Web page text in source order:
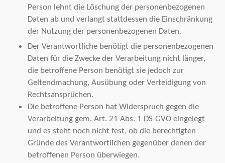
Person lehnt die Löschung der personenbezogenen
Daten ab und verlangt stattdessen die Einschränkung
der Nutzung der personenbezogenen Daten.
Der Verantwortliche benötigt die personenbezogenen
Daten für die Zwecke der Verarbeitung nicht länger,
die betroffene Person benötigt sie jedoch zur
Geltendmachung, Ausübung oder Verteidigung von
Rechtsansprüchen.
Die betroffene Person hat Widerspruch gegen die
Verarbeitung gem. Art. 21 Abs. 1 DS-GVO eingelegt
und es steht noch nicht fest, ob die berechtigten
Gründe des Verantwortlichen gegenüber denen der
betroffenen Person überwiegen.